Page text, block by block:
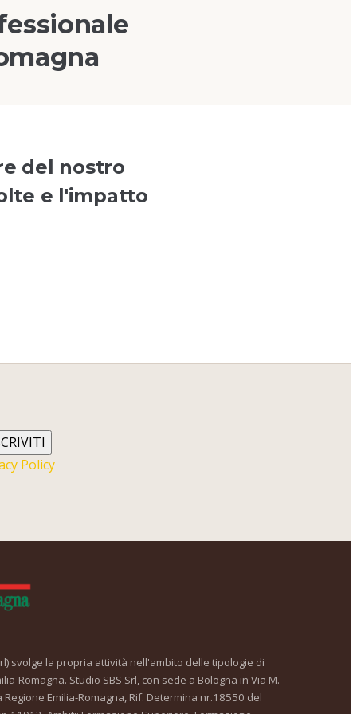
del nostro
e l'impatto
Policy
svolge la propria attività nell'ambito delle tipologie di
Romagna. Studio SBS Srl, con sede a Bologna in Via M.
Emilia-Romagna, Rif. Determina nr.18550 del